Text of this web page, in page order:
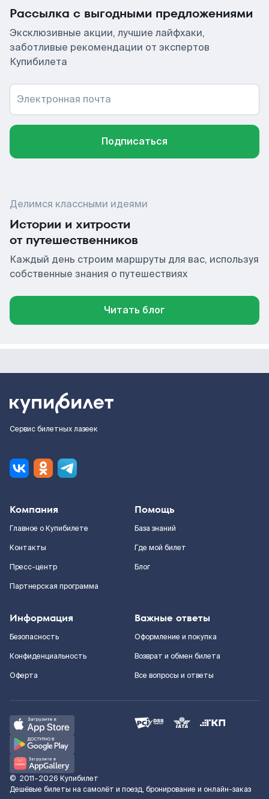
Рассылка с выгодными предложениями
Эксклюзивные акции, лучшие лайфхаки,
заботливые рекомендации от экспертов
Купибилета
Электронная почта
Подписаться
Делимся классными идеями
Истории и хитрости
от путешественников
Каждый день строим маршруты для вас, используя
собственные знания о путешествиях
Читать блог
Сервис билетных лазеек
Компания
Главное о Купибилете
Контакты
Пресс-центр
Партнерская программа
Помощь
База знаний
Где мой билет
Блог
Информация
Безопасность
Конфиденциальность
Оферта
Важные ответы
Оформление и покупка
Возврат и обмен билета
Все вопросы и ответы
© 2011–2026 Купибилет
Дешёвые билеты на самолёт и поезд, бронирование и онлайн-заказ